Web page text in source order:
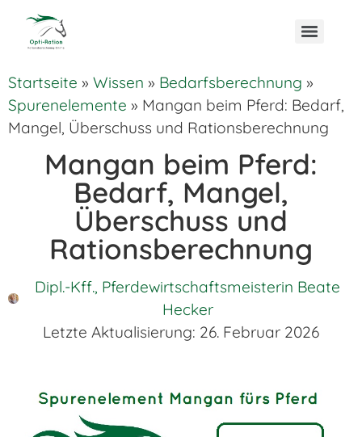
Startseite » Wissen » Bedarfsberechnung »
Spurenelemente » Mangan beim Pferd: Bedarf,
Mangel, Überschuss und Rationsberechnung
Mangan beim Pferd:
Bedarf, Mangel,
Überschuss und
Rationsberechnung
Dipl.-Kff., Pferdewirtschaftsmeisterin Beate
Hecker
Letzte Aktualisierung: 26. Februar 2026